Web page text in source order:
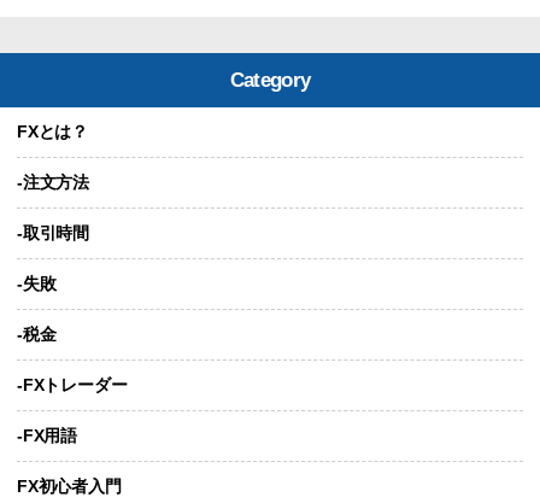
Category
FXとは？
-注文方法
-取引時間
-失敗
-税金
-FXトレーダー
-FX用語
FX初心者入門